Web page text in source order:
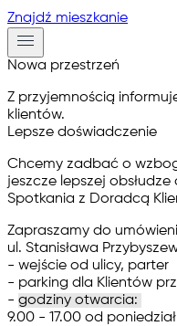
Znajdź mieszkanie
Nowa przestrzeń
Z przyjemnością
klientów.
Lepsze doświadczenie
Chcemy zadbać o
jeszcze lepszej
Spotkania z Doradcą
Zapraszamy do
ul. Stanisława
- wejście od ulicy, parter
- parking dla Klientów
- godziny otwarcia:
9.00 - 17.00 od